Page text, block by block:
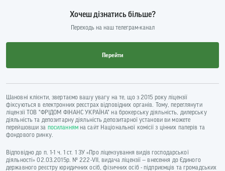
Хочеш дізнатись більше?
Переходь на наш телеграм-канал
Перейти
Шановні клієнти, звертаємо вашу увагу на те, що з 2015 року ліцензії
фіксуються в електронних реєстрах відповідних органів. Тому, переглянути
ліцензії ТОВ "ФРІДОМ ФІНАНС УКРАЇНА" на брокерську діяльність, дилерську
діяльність та депозитарну діяльність депозитарної установи ви можете
перейшовши за посиланнямна сайт Національної комісії з цінних паперів та
фондового ринку.
Відповідно до п. 1-1 ч. 1 ст. 1 ЗУ «Про ліцензування видів господарської
діяльності» 02.03.2015р. № 222-VII, видача ліцензії — внесення до Єдиного
державного реєстру юридичних осіб, фізичних осіб - підприємців та громадських